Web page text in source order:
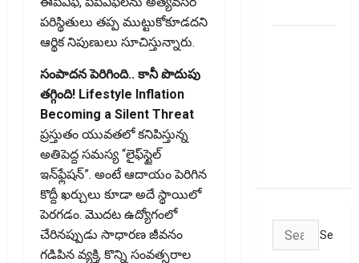
పరిస్థితులు తప్ప ముట్టుకోకూడదని
ఆర్థిక నిపుణులు సూచిస్తున్నారు.
సంపాదన పెరిగింది.. కానీ పొదుపు
తగ్గింది! Lifestyle Inflation
Becoming a Silent Threat
ప్రస్తుతం యువతలో కనిపిస్తున్న
అతిపెద్ద సమస్య “లైఫ్‌స్టైల్‌
ఇన్‌ఫ్లేషన్‌”. అంటే ఆదాయం పెరిగిన
కొద్దీ ఖర్చులు కూడా అదే స్థాయిలో
పెరగడం. మొదట ఉద్యోగంలో
చేరినప్పుడు సాధారణ జీవనం
గడిపిన వ్యక్తి, కొన్ని సంవత్సరాల
Search
for: